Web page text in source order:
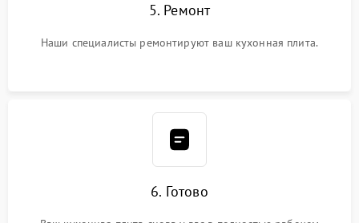
5. Ремонт
Наши специалисты ремонтируют ваш кухонная плита.
6. Готово